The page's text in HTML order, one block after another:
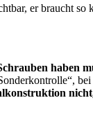
er braucht so
haben